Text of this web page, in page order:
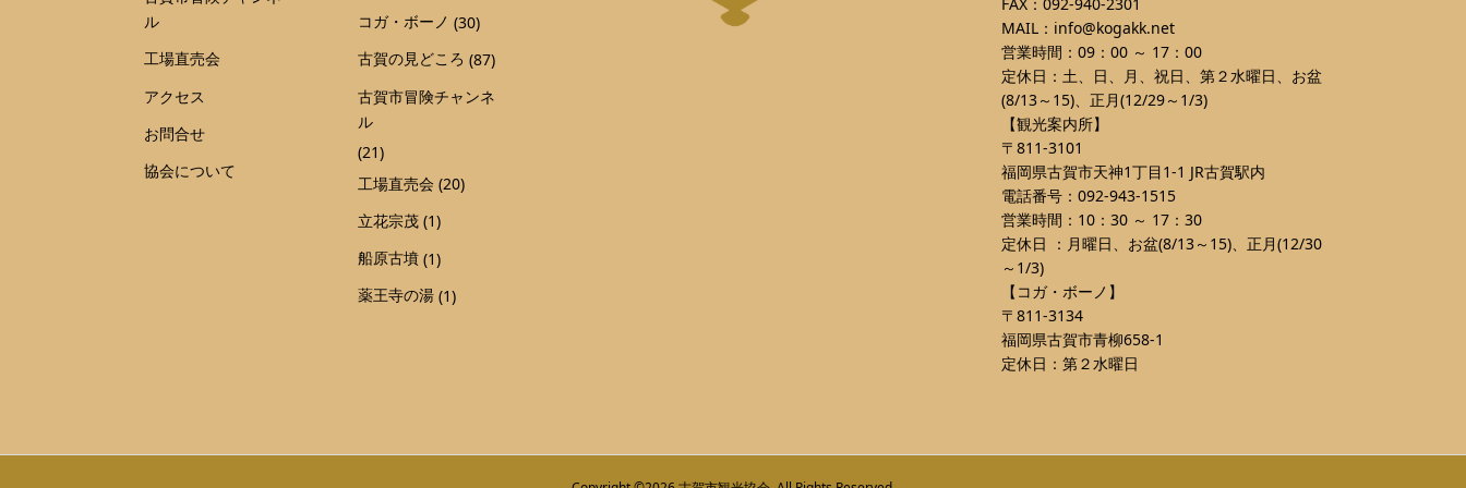
ル
工場直売会
アクセス
お問合せ
協会について
コガ・ボーノ (30)
古賀の見どころ (87)
古賀市冒険チャンネ
ル
(21)
工場直売会 (20)
立花宗茂 (1)
船原古墳 (1)
薬王寺の湯 (1)
MAIL：info@kogakk.net
営業時間：09：00 ～ 17：00
定休日：土、日、月、祝日、第２水曜日、お盆
(8/13～15)、正月(12/29～1/3)
【観光案内所】
〒811-3101
福岡県古賀市天神1丁目1-1 JR古賀駅内
電話番号：092-943-1515
営業時間：10：30 ～ 17：30
定休日 ：月曜日、お盆(8/13～15)、正月(12/30
～1/3)
【コガ・ボーノ】
〒811-3134
福岡県古賀市青柳658-1
定休日：第２水曜日